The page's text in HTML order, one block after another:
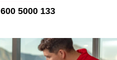
600 5000 133